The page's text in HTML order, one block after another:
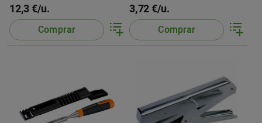
12,3 €/u.
Comprar
3,72 €/u.
Comprar